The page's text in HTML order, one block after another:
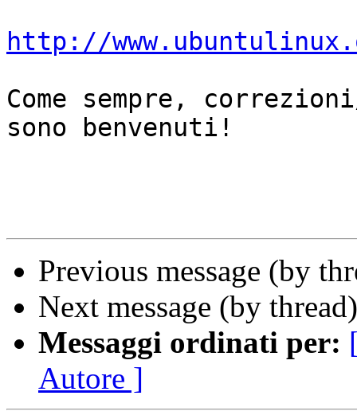
http://
Come sempre,
sono benvenuti!
Previous message (by
Next message (by
Messaggi ordinati per:
Autore ]